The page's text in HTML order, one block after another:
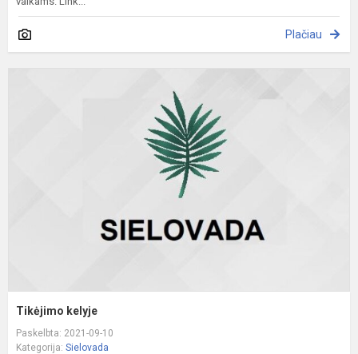
Plačiau
Tikėjimo kelyje
Paskelbta: 2021-09-10
Kategorija: Sielovada